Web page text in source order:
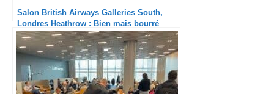
Salon British Airways Galleries South,
Londres Heathrow : Bien mais bourré